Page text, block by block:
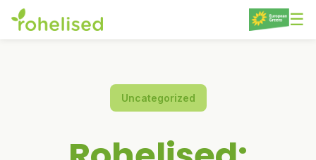
content
☰
Uncategorized